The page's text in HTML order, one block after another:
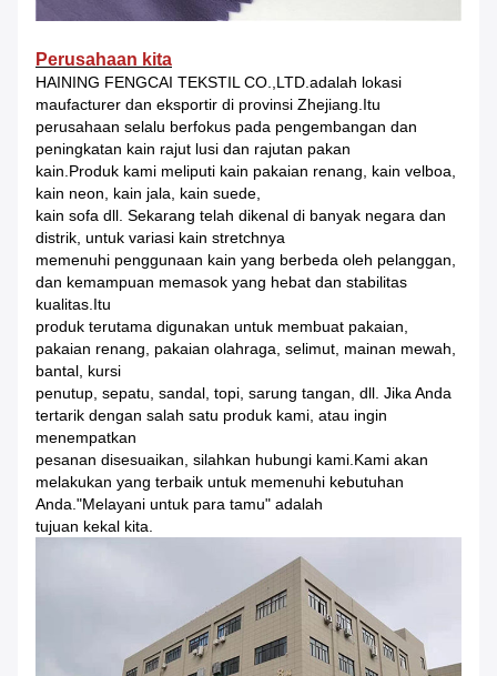
Perusahaan kita
HAINING FENGCAI TEKSTIL CO.,LTD.adalah lokasi
maufacturer dan eksportir di provinsi Zhejiang.Itu
perusahaan selalu berfokus pada pengembangan dan
peningkatan kain rajut lusi dan rajutan pakan
kain.Produk kami meliputi kain pakaian renang, kain velboa,
kain neon, kain jala, kain suede,
kain sofa dll. Sekarang telah dikenal di banyak negara dan
distrik, untuk variasi kain stretchnya
memenuhi penggunaan kain yang berbeda oleh pelanggan,
dan kemampuan memasok yang hebat dan stabilitas
kualitas.Itu
produk terutama digunakan untuk membuat pakaian,
pakaian renang, pakaian olahraga, selimut, mainan mewah,
bantal, kursi
penutup, sepatu, sandal, topi, sarung tangan, dll. Jika Anda
tertarik dengan salah satu produk kami, atau ingin
menempatkan
pesanan disesuaikan, silahkan hubungi kami.Kami akan
melakukan yang terbaik untuk memenuhi kebutuhan
Anda."Melayani untuk para tamu" adalah
tujuan kekal kita.